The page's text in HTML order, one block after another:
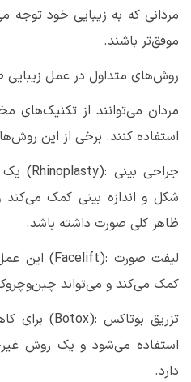
مردانی که به زیبایی خود توجه
موفق‌تر باشند.
روش‌های متداول در عمل
مردان می‌توانند از تکنیک‌های
استفاده کنند. برخی از این روش‌ها
جراحی بینی (Rhinoplasty): یک
شکل و اندازه بینی کمک می‌کند
ظاهر کلی صورت داشته باشد.
لیفت صورت (Facelift): این
کمک می‌کند و می‌تواند
تزریق بوتاکس (Botox): برای
استفاده می‌شود و یک روش
دارد.